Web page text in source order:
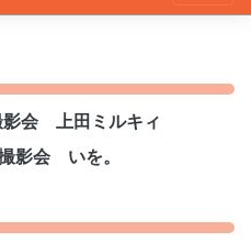
影会 上田ミルキィ
影会 いを。